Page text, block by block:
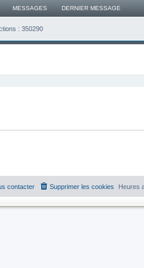
MESSAGES DERNIER MESSAGE
: 350290
Heures
Supprimer les cookies
contacter